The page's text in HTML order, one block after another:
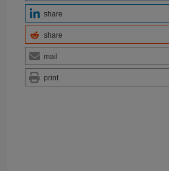
share
share
mail
print